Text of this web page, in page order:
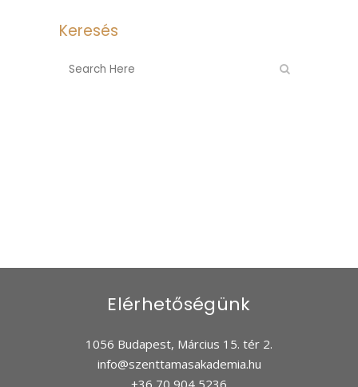
Keresés
Elérhetőségünk
1056 Budapest, Március 15. tér 2.
info@szenttamasakademia.hu
+36 70 904 5236